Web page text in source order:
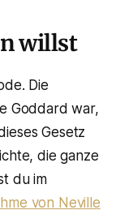
willst
Die
Goddard war,
Gesetz
die ganze
du im
von Neville